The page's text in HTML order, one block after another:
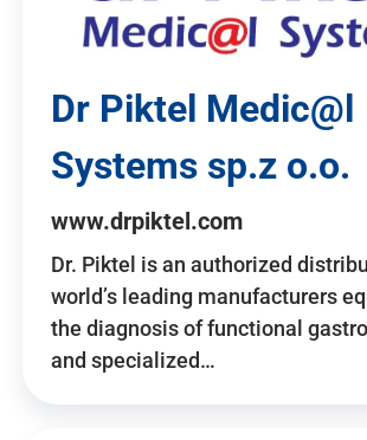
Dr Piktel Medic@l
Systems sp.z o.o.
www.drpiktel.com
Dr. Piktel is an authorized
world’s leading manufacturers
the diagnosis of functional
and specialized…